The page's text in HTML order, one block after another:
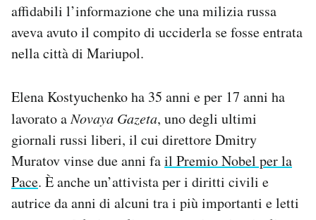
affidabili l’informazione che una milizia russa
aveva avuto il compito di ucciderla se fosse entrata
nella città di Mariupol.
Elena Kostyuchenko ha 35 anni e per 17 anni ha
lavorato aNovaya Gazeta, uno degli ultimi
giornali russi liberi, il cui direttore Dmitry
Muratov vinse due anni fail Premio Nobel per la
Pace. È anche un’attivista per i diritti civili e
autrice da anni di alcuni tra i più importanti e letti